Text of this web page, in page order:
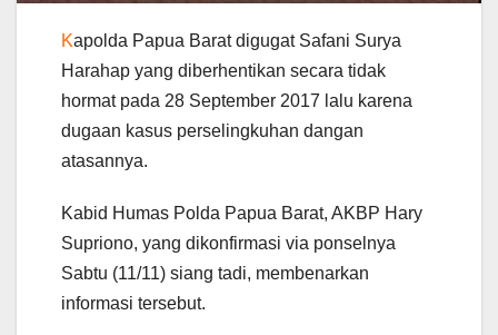
Kapolda Papua Barat digugat Safani Surya
Harahap yang diberhentikan secara tidak
hormat pada 28 September 2017 lalu karena
dugaan kasus perselingkuhan dangan
atasannya.
Kabid Humas Polda Papua Barat, AKBP Hary
Supriono, yang dikonfirmasi via ponselnya
Sabtu (11/11) siang tadi, membenarkan
informasi tersebut.